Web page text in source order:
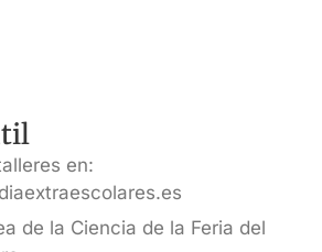
en:
de la Ciencia de la Feria del